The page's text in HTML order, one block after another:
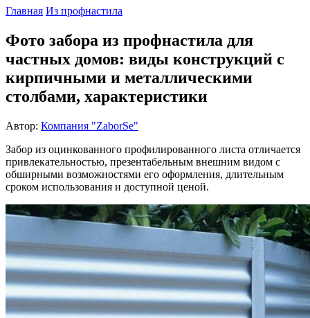
Главная Из профнастила
Фото забора из профнастила для
частных домов: виды конструкций с
кирпичными и металлическими
столбами, характеристики
Автор: Компания "ZaborSe"
Забор из оцинкованного профилированного листа отличается
привлекательностью, презентабельным внешним видом с
обширными возможностями его оформления, длительным
сроком использования и доступной ценой.